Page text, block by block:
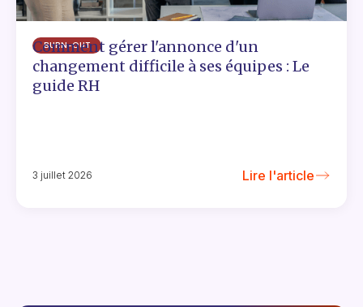
BURN-OUT
Comment gérer l'annonce d'un
changement difficile à ses équipes : Le
guide RH
3 juillet 2026 Lire l'article